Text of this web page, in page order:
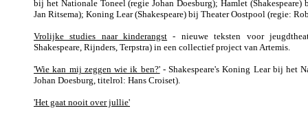
bij het Nationale Toneel (regie Johan Doesburg); Hamlet (Shakespeare)
Jan Ritsema); Koning Lear (Shakespeare) bij Theater Oostpool (regie:
Vrolijke studies naar kinderangst - nieuwe teksten voor
Shakespeare, Rijnders, Terpstra) in een collectief project van Artemis.
'Wie kan mij zeggen wie ik ben?'- Shakespeare's Koning Lear bij het
Johan Doesburg, titelrol: Hans Croiset).
'Het gaat nooit over jullie'